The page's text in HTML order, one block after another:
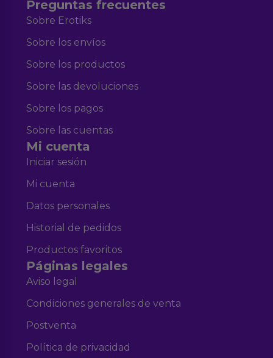
Preguntas frecuentes
Sobre Erotiks
Sobre los envíos
Sobre los productos
Sobre las devoluciones
Sobre los pagos
Sobre las cuentas
Mi cuenta
Iniciar sesión
Mi cuenta
Datos personales
Historial de pedidos
Productos favoritos
Páginas legales
Aviso legal
Condiciones generales de venta
Postventa
Política de privacidad